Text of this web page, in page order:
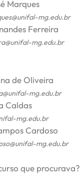
Marques
mg.edu.br
Ferreira
mg.edu.br
de Oliveira
mg.edu.br
Caldas
mg.edu.br
Cardoso
mg.edu.br
que procurava?